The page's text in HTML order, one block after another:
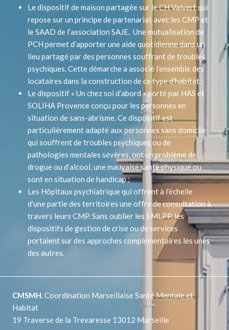
Le dispositif de maison partagée sur le CH Valvert qui
repose sur un principe de partenariat avec les CMP et
le SAAD de l’association SAJE. Une mutualisation de
PCH permet d’apporter une aide quotidienne dans un
lieu partagé par des personnes souffrant de troubles
psychiques. Cette démarche a associé l’ensemble des
locataires dans la construction de ce type d’habitat ;
Le dispositif « Un chez soi d’abord » porté par HAS et
SOLIHA Provence conçu pour les personnes en
situation de sans-abrisme. Ce dispositif est
particulièrement adapté aux personnes sans domicile
qui souffrent de troubles psychiques ou de
pathologies mentales sévères, ont un problème de
drogue ou d’alcool, une mauvaise santé physique ou
sont en situation de handicap ;
Les Hôpitaux psychiatrique qui offrent à l’échelle
d’une partie des territoires une offre de consultation à
travers leurs CMP. Sans oublier les EMLPP, les
dispositifs de gestion de crise ou de services
portaient sur des approches complémentaires les unes
des autres.
CMSMH.Coordination Marseillaise Santé Mentale et
Habitat
19 Traverse de la Trevaresse 13012 Marseille